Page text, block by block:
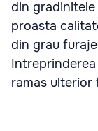
din
proasta
din grau
Intreprinderea
ramas